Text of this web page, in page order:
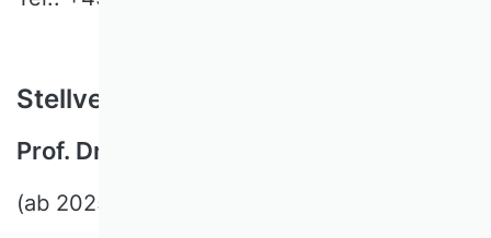
Stellvertretender Vorsitzender
Prof. Dr. Marc C. Hübscher
(ab 2025)